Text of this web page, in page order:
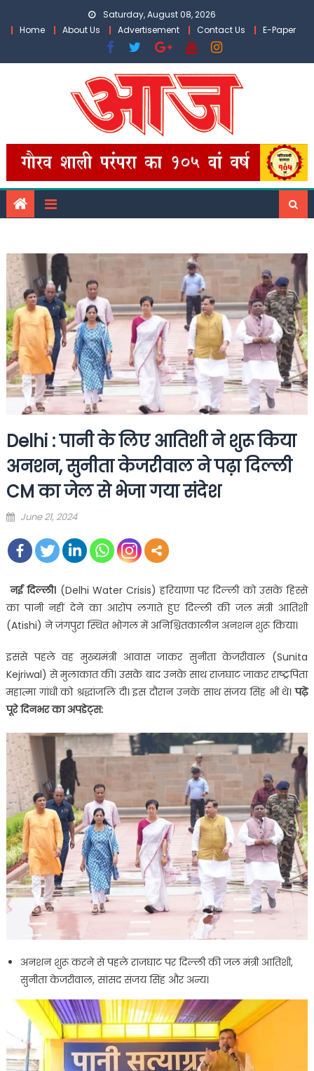
Saturday, August 08, 2026
Home
About Us Advertisement Contact Us E-Paper
Delhi : पानी के लिए आतिशी ने शुरू किया
अनशन, सुनीता केजरीवाल ने पढ़ा दिल्ली
CM का जेल से भेजा गया संदेश
Posted
June 21, 2024
नई दिल्ली। (Delhi Water Crisis) हरियाणा पर दिल्ली को उसके हिस्से
का पानी नहीं देने का आरोप लगाते हुए दिल्ली की जल मंत्री आतिशी
(Atishi) ने जंगपुरा स्थित भोगल में अनिश्चितकालीन अनशन शुरू किया।
इससे पहले वह मुख्यमंत्री आवास जाकर सुनीता केजरीवाल (Sunita
Kejriwal) से मुलाकात की। उसके बाद उनके साथ राजघाट जाकर राष्ट्रपिता
महात्मा गांधी को श्रद्धांजलि दी। इस दौरान उनके साथ संजय सिंह भी थे।पढ़ें
पूरे दिनभर का अपडेट्स:
अनशन शुरू करने से पहले राजघाट पर दिल्ली की जल मंत्री आतिशी,
सुनीता केजरीवाल, सांसद संजय सिंह और अन्य।